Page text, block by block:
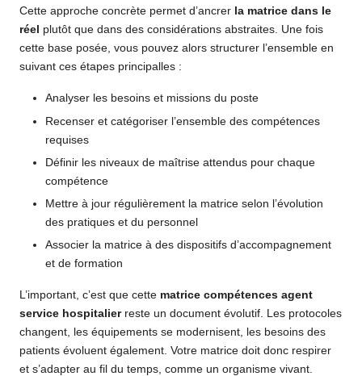
Cette approche concrète permet d’ancrer la matrice dans le
réel plutôt que dans des considérations abstraites. Une fois
cette base posée, vous pouvez alors structurer l’ensemble en
suivant ces étapes principalles :
Analyser les besoins et missions du poste
Recenser et catégoriser l’ensemble des compétences
requises
Définir les niveaux de maîtrise attendus pour chaque
compétence
Mettre à jour régulièrement la matrice selon l’évolution
des pratiques et du personnel
Associer la matrice à des dispositifs d’accompagnement
et de formation
L’important, c’est que cette matrice compétences agent
service hospitalierreste un document évolutif. Les protocoles
changent, les équipements se modernisent, les besoins des
patients évoluent également. Votre matrice doit donc respirer
et s’adapter au fil du temps, comme un organisme vivant.